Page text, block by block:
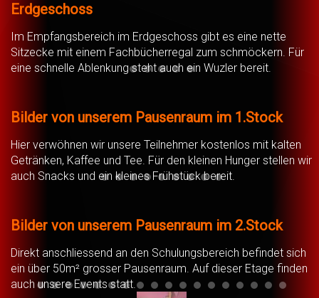
Erdgeschoss
Im Empfangsbereich im Erdgeschoss gibt es eine nette
Sitzecke mit einem Fachbücherregal zum schmöckern. Für
eine schnelle Ablenkung steht auch ein Wuzler bereit.
20190817 103834
20190817 103844
20190817 103908
20190817 103923
20190817 104357
Bilder von unserem Pausenraum im 1.Stock
Hier verwöhnen wir unsere Teilnehmer kostenlos mit kalten
Getränken, Kaffee und Tee. Für den kleinen Hunger stellen wir
auch Snacks und ein kleines Frühstück bereit.
20190817 115200
20190817 115209
20190817 115210
20190817 115219
20190817 115223
20190817 115300
20190817 115312
20190817 115326
20190817 115358
Bilder von unserem Pausenraum im 2.Stock
Direkt anschliessend an den Schulungsbereich befindet sich
ein über 50m² grosser Pausenraum. Auf dieser Etage finden
auch unsere Events statt.
20190817 111255
20190817 111418
20190817 111429
20190817 111454
20190817 111553
20190817 111601
20190817 111604
20190817 111608
20190817 111611
20190817 111942
20190817 111947
20190817 111955
20190817 112003
20190817
20190817
20190817